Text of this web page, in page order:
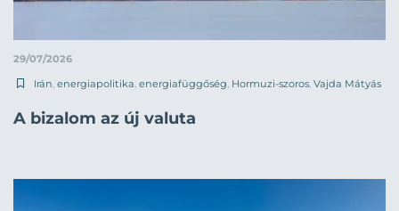
29/07/2026
Irán, energiapolitika, energiafüggőség, Hormuzi-szoros, Vajda Mátyás
A bizalom az új valuta